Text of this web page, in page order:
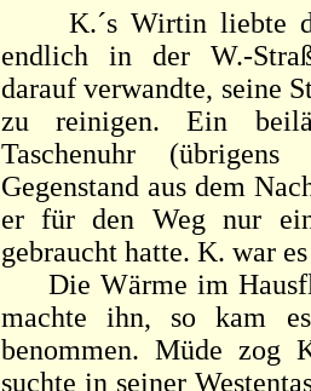
K.´s Wirtin liebte
endlich in der W.-
darauf verwandte, seine
zu reinigen. Ein
Taschenuhr
Gegenstand aus dem
er für den Weg nur
gebraucht hatte. K. war
Die Wärme im
machte ihn, so kam
benommen. Müde zog
suchte in seiner